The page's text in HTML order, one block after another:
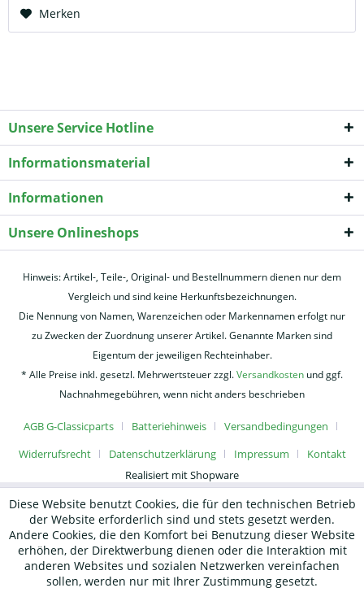
Merken
Unsere Service Hotline
Informationsmaterial
Informationen
Unsere Onlineshops
Hinweis: Artikel-, Teile-, Original- und Bestellnummern dienen nur dem
Vergleich und sind keine Herkunftsbezeichnungen.
Die Nennung von Namen, Warenzeichen oder Markennamen erfolgt nur
zu Zwecken der Zuordnung unserer Artikel. Genannte Marken sind
Eigentum der jeweiligen Rechteinhaber.
* Alle Preise inkl. gesetzl. Mehrwertsteuer zzgl.Versandkosten und ggf.
Nachnahmegebühren, wenn nicht anders beschrieben
AGB G-Classicparts Batteriehinweis
Versandbedingungen
Widerrufsrecht
Datenschutzerklärung Impressum
Kontakt
Realisiert mit Shopware
Diese Website benutzt Cookies, die für den technischen Betrieb
der Website erforderlich sind und stets gesetzt werden.
Andere Cookies, die den Komfort bei Benutzung dieser Website
erhöhen, der Direktwerbung dienen oder die Interaktion mit
anderen Websites und sozialen Netzwerken vereinfachen
sollen, werden nur mit Ihrer Zustimmung gesetzt.